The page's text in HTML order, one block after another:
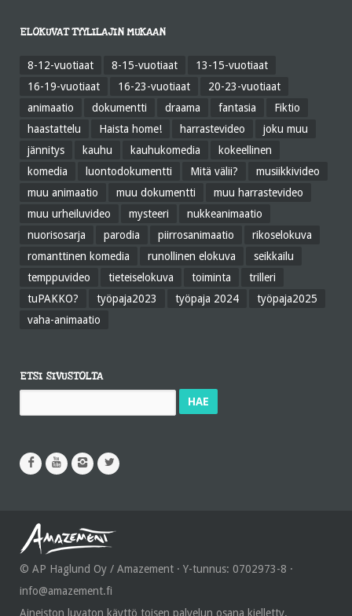
ELOKUVAT TYYLILAJIN MUKAAN
8-12-vuotiaat 8-15-vuotiaat
13-15-vuotiaat
16-19-vuotiaat
16-23-vuotiaat
20-23-vuotiaat
animaatio
dokumentti draama fantasia
Fiktio
haastattelu
Haista home! harrastevideo
joku muu
jännitys
kauhu kauhukomedia
kokeellinen
komedia
luontodokumentti Mitä välii?
musiikkivideo
muu animaatio
muu dokumentti
muu harrastevideo
muu urheiluvideo
mysteeri
nukkeanimaatio
nuorisosarja
parodia piirrosanimaatio
rikoselokuva
romanttinen komedia
runollinen elokuva
seikkailu
temppuvideo
tieteiselokuva toiminta
trilleri
tuPAKKO?
työpaja2023 työpaja 2024
työpaja2025
vaha-animaatio
ETSI SIVUSTOLTA
© AP Haglund Oy / Amazement · Y-tunnus: 0702973-8 ·
info@amazement.fi
Aineiston luvaton käyttö toisen palvelun osana kielletty.